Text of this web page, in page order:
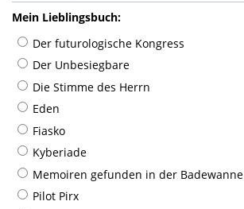
Mein Lieblingsbuch:
Der futurologische Kongress
Der Unbesiegbare
Die Stimme des Herrn
Eden
Fiasko
Kyberiade
Memoiren gefunden in der Badewanne
Pilot Pirx